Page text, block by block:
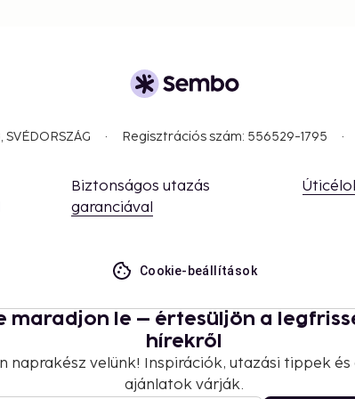
or guardian's
are subject to
property directly,
Regisztrációs szám: 556529-1795
Biztonságos utazás
garanciával
Cookie-beállítások
maradjon le – értesüljön a
hírekről
naprakész velünk! Inspirációk, utazási tippek és
ajánlatok várják.